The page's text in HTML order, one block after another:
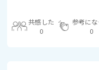
共感した
0
参考に
0